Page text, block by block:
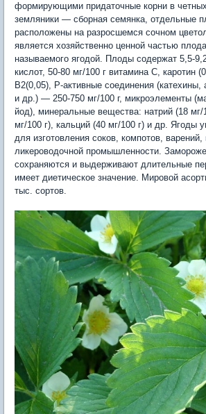
формирующими придаточные корни в
земляники — сборная семянка, отдельные
расположены на разросшемся сочном
является хозяйственно ценной частью
называемого ягодой. Плоды содержат 5,5-
кислот, 50-80 мг/100 г витамина С, каротин
В2(0,05), Р-активные соединения
и др.) — 250-750 мг/100 г, микроэлементы
йод), минеральные вещества: натрий (18 мг/
мг/100 г), кальций (40 мг/100 г) и др. Ягоды
для изготовления соков, компотов, варений,
ликероводочной промышленности.
сохраняются и выдерживают длительные
имеет диетическое значение. Мировой
тыс. сортов.